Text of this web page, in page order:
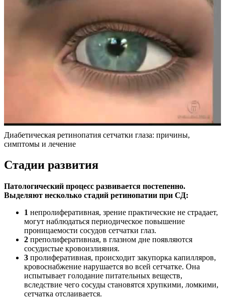
Диабетическая ретинопатия сетчатки глаза: причины,
симптомы и лечение
Стадии развития
Патологический процесс развивается постепенно.
Выделяют несколько стадий ретинопатии при СД:
1 непролиферативная, зрение практические не страдает,
могут наблюдаться периодическое повышение
проницаемости сосудов сетчатки глаз.
2 преполиферативная, в глазном дне появляются
сосудистые кровоизлияния.
3 пролиферативная, происходит закупорка капилляров,
кровоснабжение нарушается во всей сетчатке. Она
испытывает голодание питательных веществ,
вследствие чего сосуды становятся хрупкими, ломкими,
сетчатка отслаивается.